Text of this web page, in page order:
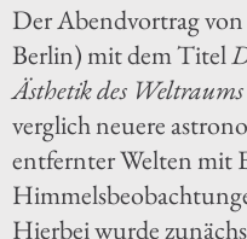
Der Abendvortrag
Berlin) mit dem Titel
Ästhetik des
verglich neuere
entfernter Welten mit
Hierbei wurde